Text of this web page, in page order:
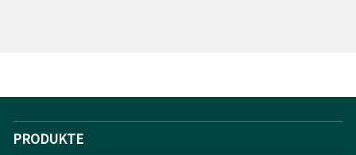
PRODUKTE